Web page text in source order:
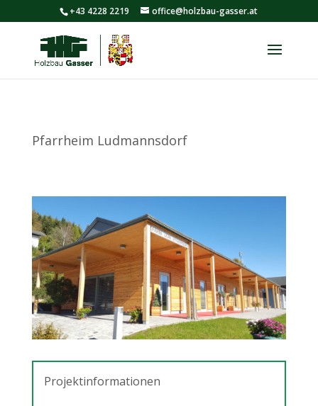
+43 4228 2219 office@holzbau-gasser.at
Pfarrheim Ludmannsdorf
Projektinformationen